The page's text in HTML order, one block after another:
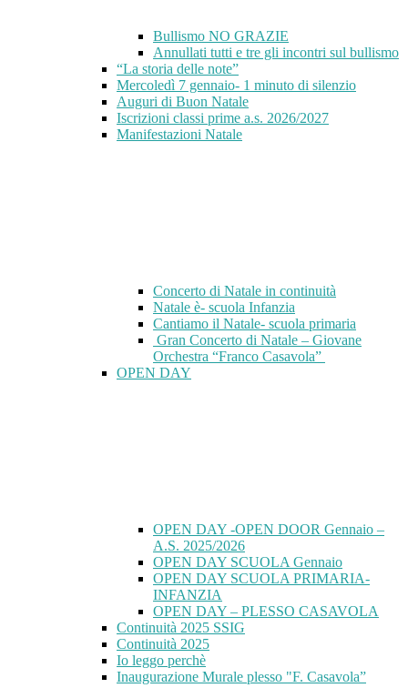
Bullismo NO GRAZIE
Annullati tutti e tre gli incontri sul bullismo
“La storia delle note”
Mercoledì 7 gennaio- 1 minuto di silenzio
Auguri di Buon Natale
Iscrizioni classi prime a.s. 2026/2027
Manifestazioni Natale
Concerto di Natale in continuità
Natale è- scuola Infanzia
Cantiamo il Natale- scuola primaria
Gran Concerto di Natale – Giovane
Orchestra “Franco Casavola”
OPEN DAY
OPEN DAY -OPEN DOOR Gennaio –
A.S. 2025/2026
OPEN DAY SCUOLA Gennaio
OPEN DAY SCUOLA PRIMARIA-
INFANZIA
OPEN DAY – PLESSO CASAVOLA
Continuità 2025 SSIG
Continuità 2025
Io leggo perchè
Inaugurazione Murale plesso "F. Casavola”